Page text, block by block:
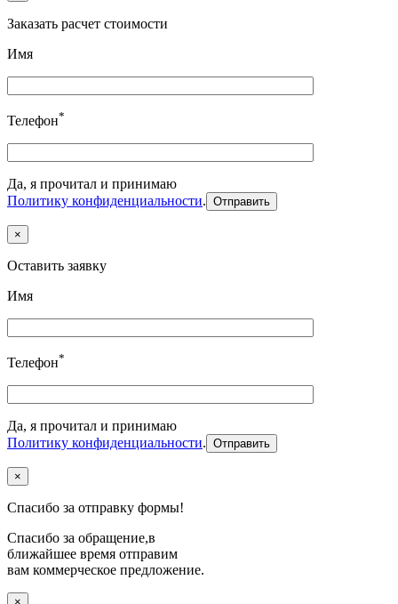
Заказать расчет стоимости
Имя
Телефон*
Да, я прочитал и принимаю
Политику конфиденциальности.
×
Оставить заявку
Имя
Телефон*
Да, я прочитал и принимаю
Политику конфиденциальности.
×
Спасибо за отправку формы!
Спасибо за обращение,в
ближайшее время отправим
вам коммерческое предложение.